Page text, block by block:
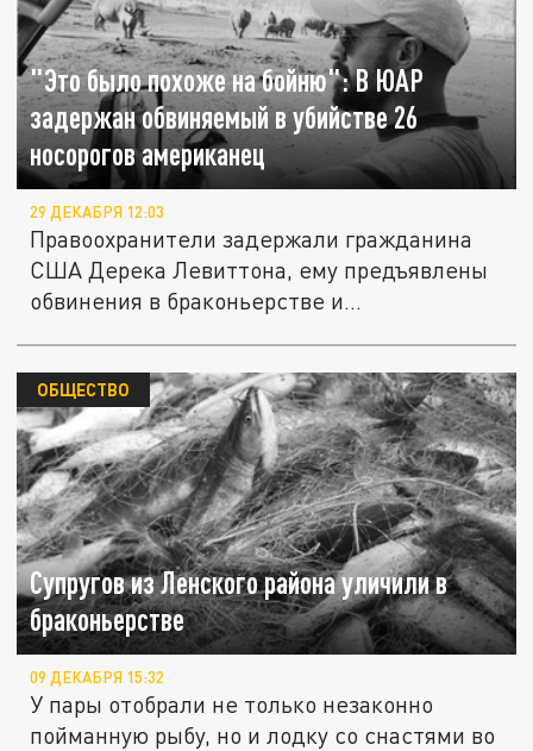
"Это было похоже на бойню": В ЮАР
задержан обвиняемый в убийстве 26
носорогов американец
29 ДЕКАБРЯ 12:03
Правоохранители задержали гражданина
США Дерека Левиттона, ему предъявлены
обвинения в браконьерстве и...
Супругов из Ленского района уличили в
браконьерстве
ОБЩЕСТВО
09 ДЕКАБРЯ 15:32
У пары отобрали не только незаконно
пойманную рыбу, но и лодку со снастями во